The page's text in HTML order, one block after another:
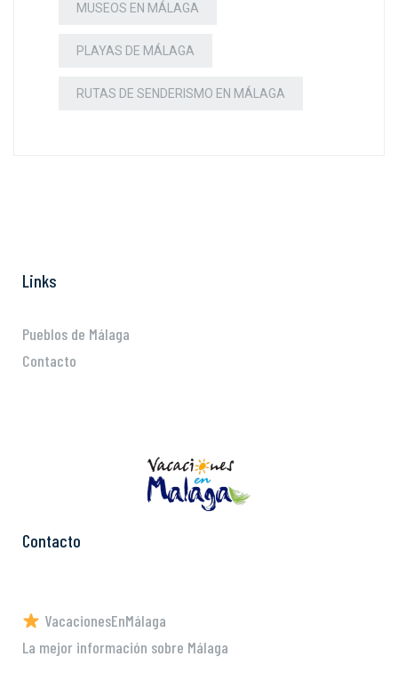
MUSEOS EN MÁLAGA
PLAYAS DE MÁLAGA
RUTAS DE SENDERISMO EN MÁLAGA
Links
Pueblos de Málaga
Contacto
Contacto
VacacionesEnMálaga
La mejor información sobre Málaga